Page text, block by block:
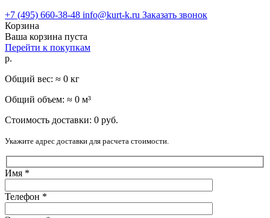
+7 (495) 660-38-48 info@kurt-k.ru Заказать звонок
Корзина
Ваша корзина пуста
Перейти к покупкам
р.
Общий вес: ≈ 0 кг
Общий объем: ≈ 0 м³
Стоимость доставки: 0 руб.
Укажите адрес доставки для расчета стоимости.
Имя *
Телефон *